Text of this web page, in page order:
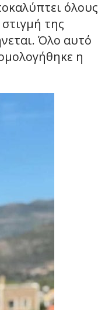
όλους
της
Όλο αυτό
η